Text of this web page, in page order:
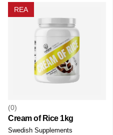
REA
0
Cream of Rice 1kg
Swedish Supplements